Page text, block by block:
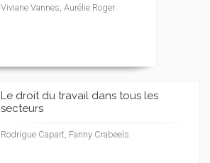
Viviane Vannes, Aurélie Roger
Le droit du travail dans tous les
secteurs
Rodrigue Capart, Fanny Crabeels